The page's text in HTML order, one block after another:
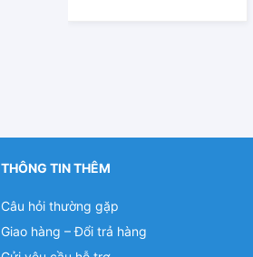
THÔNG TIN THÊM
Câu hỏi thường gặp
Giao hàng – Đổi trả hàng